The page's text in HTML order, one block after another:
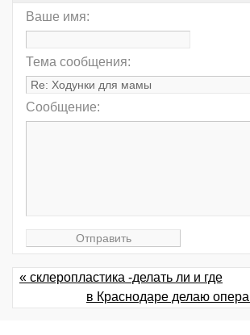
Ваше имя:
Тема сообщения:
Сообщение:
« склеропластика -делать ли и где
в Краснодаре делаю